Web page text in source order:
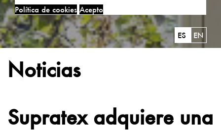
Política de cookies Acepto
ES EN
Noticias
Supratex adquiere una